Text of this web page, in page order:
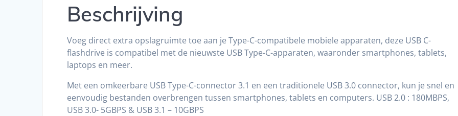
Beschrijving
Voeg direct extra opslagruimte toe aan je Type-C-compatibele mobiele apparaten, deze USB C-
flashdrive is compatibel met de nieuwste USB Type-C-apparaten, waaronder smartphones, tablets,
laptops en meer.
Met een omkeerbare USB Type-C-connector 3.1 en een traditionele USB 3.0 connector, kun je snel en
eenvoudig bestanden overbrengen tussen smartphones, tablets en computers. USB 2.0 : 180MBPS,
USB 3.0- 5GBPS & USB 3.1 – 10GBPS